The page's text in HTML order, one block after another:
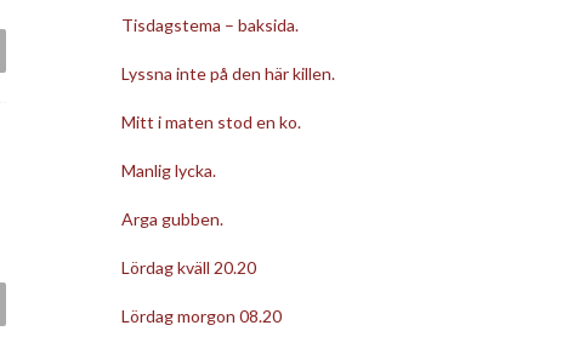
Tisdagstema – baksida.
Lyssna inte på den här killen.
Mitt i maten stod en ko.
Manlig lycka.
Arga gubben.
Lördag kväll 20.20
Lördag morgon 08.20